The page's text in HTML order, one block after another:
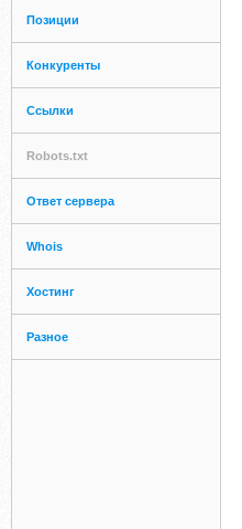
Позиции
Конкуренты
Ссылки
Robots.txt
Ответ сервера
Whois
Хостинг
Разное